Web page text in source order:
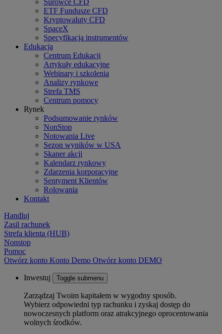
ETF Fundusze CFD
Kryptowaluty CFD
SpaceX
Specyfikacja instrumentów
Edukacja
Centrum Edukacji
Artykuły edukacyjne
Webinary i szkolenia
Analizy rynkowe
Strefa TMS
Centrum pomocy
Rynek
Podsumowanie rynków
NonStop
Notowania Live
Sezon wyników w USA
Skaner akcji
Kalendarz rynkowy
Zdarzenia korporacyjne
Sentyment Klientów
Rolowania
Kontakt
Handluj
Zasil rachunek
Strefa klienta (HUB)
Nonstop
Pomoc
Otwórz konto Konto Demo Otwórz konto DEMO
Inwestuj Toggle submenu
Zarządzaj Twoim kapitałem w wygodny sposób.
Wybierz odpowiedni typ rachunku i zyskaj dostęp do
nowoczesnych platform oraz atrakcyjnego oprocentowania
wolnych środków.